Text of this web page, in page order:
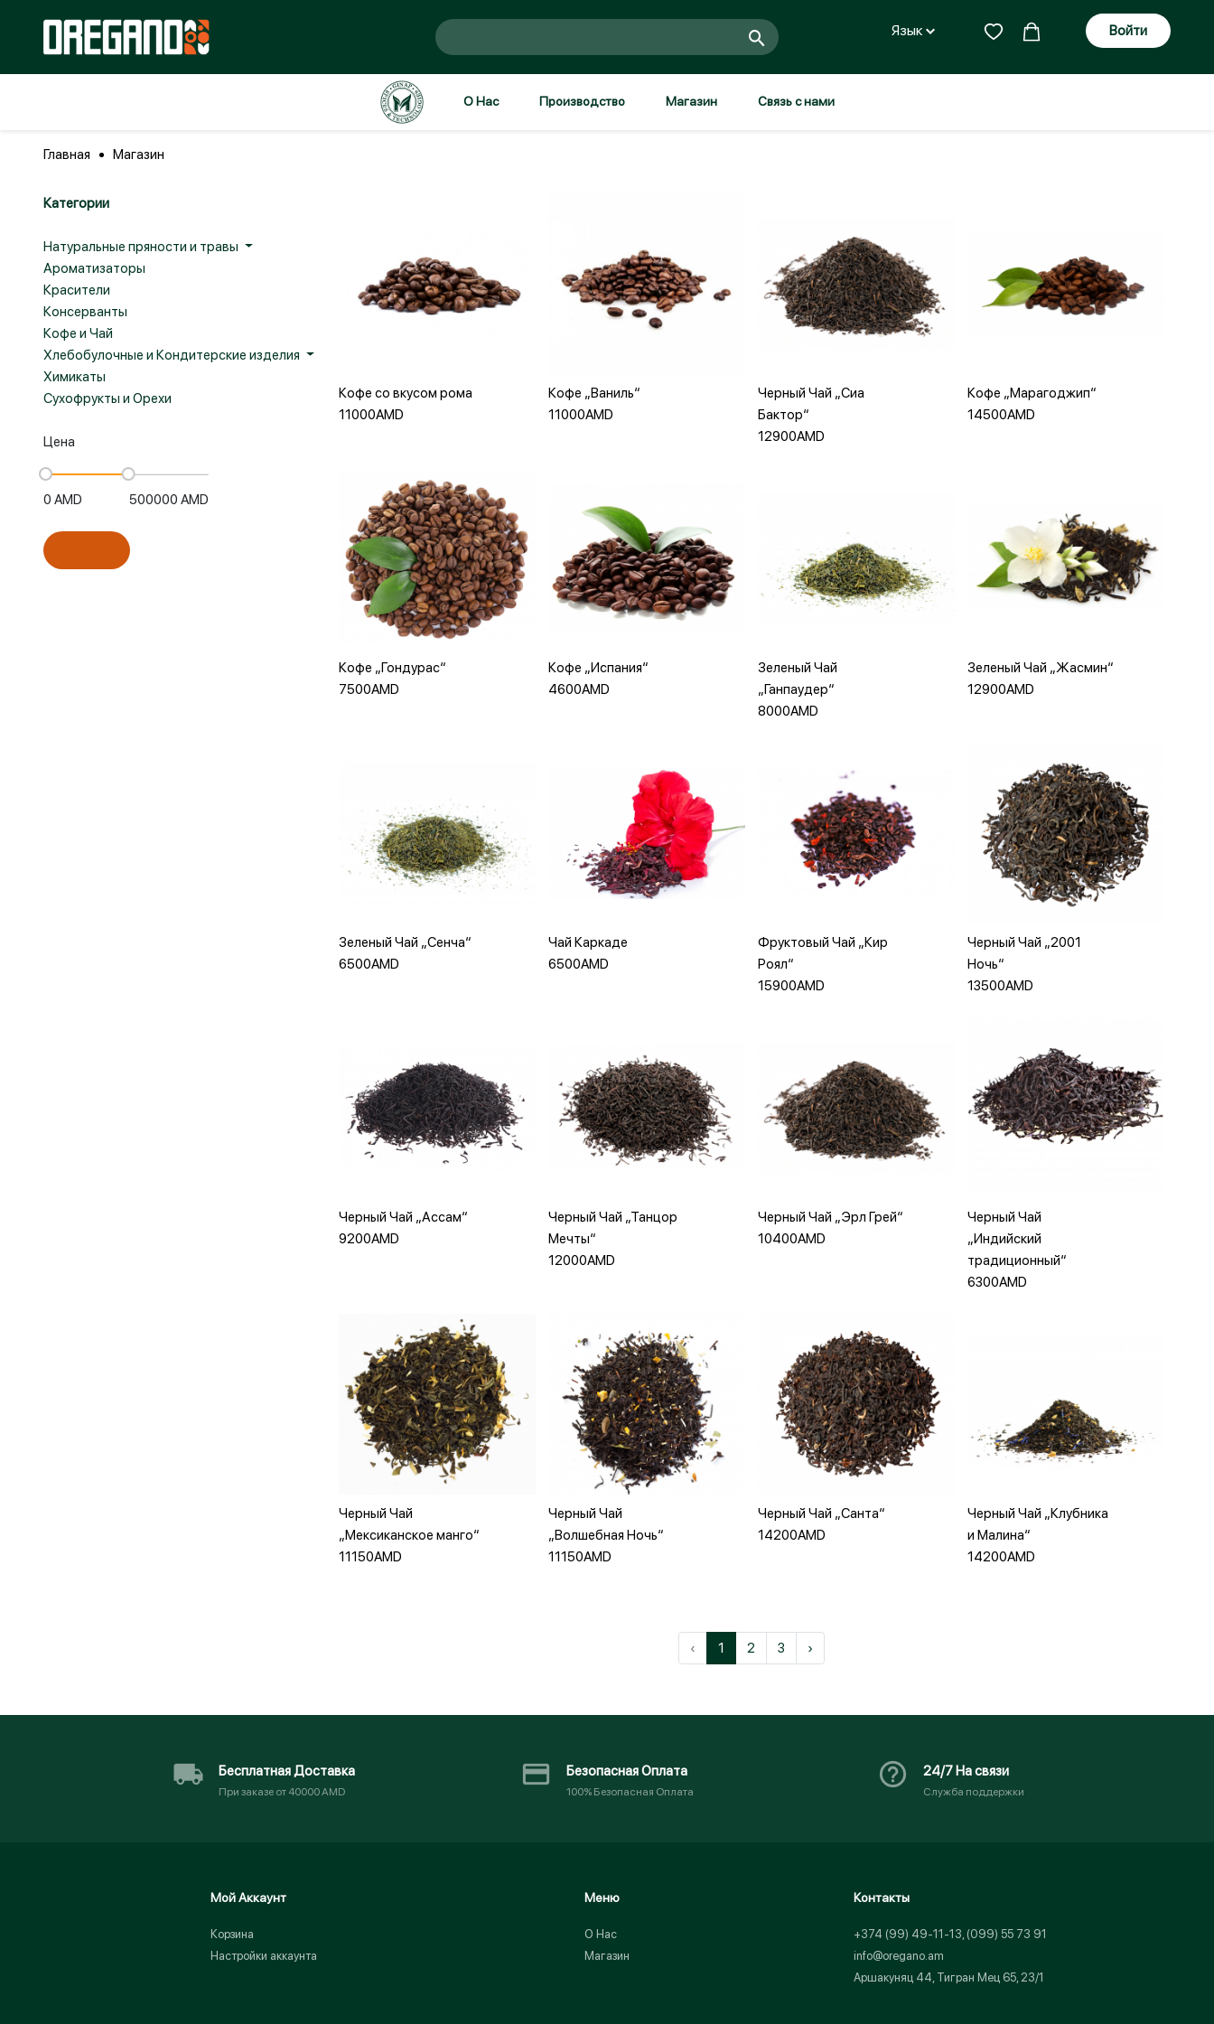
Войти
Язык Войти
О Нас Производство Магазин Связь с нами
Главная Магазин
Категории
Натуральные пряности и травы
Ароматизаторы
Красители
Консерванты
Кофе и Чай
Хлебобулочные и Кондитерские изделия
Химикаты
Сухофрукты и Орехи
Цена
0 AMD 500000 AMD
Кофе со вкусом рома
11000AMD
Кофе „Ваниль“
11000AMD
Добавить в корзину
Черный Чай „Сиа
Бактор“
12900AMD
Добавить в корзину
Кофе „Марагоджип“
14500AMD
Добавить в корзину
Кофе „Гондурас“
7500AMD
Добавить в корзину
Кофе „Испания“
4600AMD
Добавить в корзину
Зеленый Чай
„Ганпаудер“
8000AMD
Добавить в корзину
Зеленый Чай „Жасмин“
12900AMD
Добавить в корзину
Зеленый Чай „Сенча“
6500AMD
Добавить в корзину
Чай Каркаде
6500AMD
Фруктовый Чай „Кир
Роял“
15900AMD
Добавить в корзину
Черный Чай „2001
Ночь“
13500AMD
Добавить в корзину
Черный Чай „Ассам“
9200AMD
Добавить в корзину
Черный Чай „Танцор
Мечты“
12000AMD
Добавить в корзину
Черный Чай „Эрл Грей“
10400AMD
Добавить в корзину
Черный Чай
„Индийский
традиционный“
6300AMD
Добавить в корзину
Черный Чай
„Мексиканское манго“
11150AMD
Добавить в корзину
Черный Чай
„Волшебная Ночь“
11150AMD
Добавить в корзину
Черный Чай „Санта“
14200AMD
Добавить в корзину
Черный Чай „Клубника
и Малина“
14200AMD
Добавить в корзину
‹ 1 2 3 ›
Бесплатная Доставка
При заказе от 40000 AMD
Безопасная Оплата
100% Безопасная Оплата
24/7 На связи
Служба поддержки
Мой Аккаунт
Корзина
Настройки аккаунта
Меню
О Нас
Магазин
Контакты
+374 (99) 49-11-13, (099) 55 73 91
info@oregano.am
Аршакуняц 44, Тигран Мец 65, 23/1